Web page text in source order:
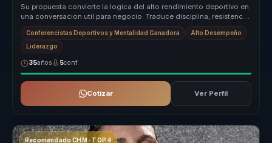
Su propuesta convierte la logica del alto rendimiento deportivo en
una conversacion util para negocio. Traduce disciplina, resistencia
me...
Conferencistas Deportivos y Mentalidad Ganadora Alto Desempeño
Liderazgo
35años 5conf.
Cotizar Ver Perfil
Recomendado CHM · TOP 4